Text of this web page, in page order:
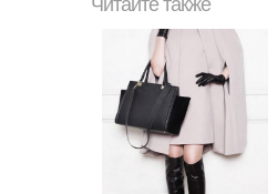
Читайте также